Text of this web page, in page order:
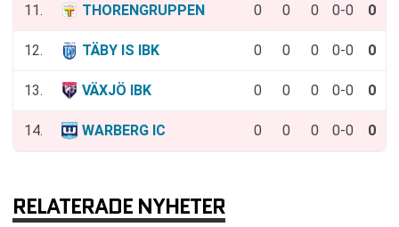
11. THORENGRUPPEN 0 0 0 0-0 0
12. TÄBY IS IBK 0 0 0 0-0 0
13. VÄXJÖ IBK 0 0 0 0-0 0
14. WARBERG IC 0 0 0 0-0 0
RELATERADE NYHETER